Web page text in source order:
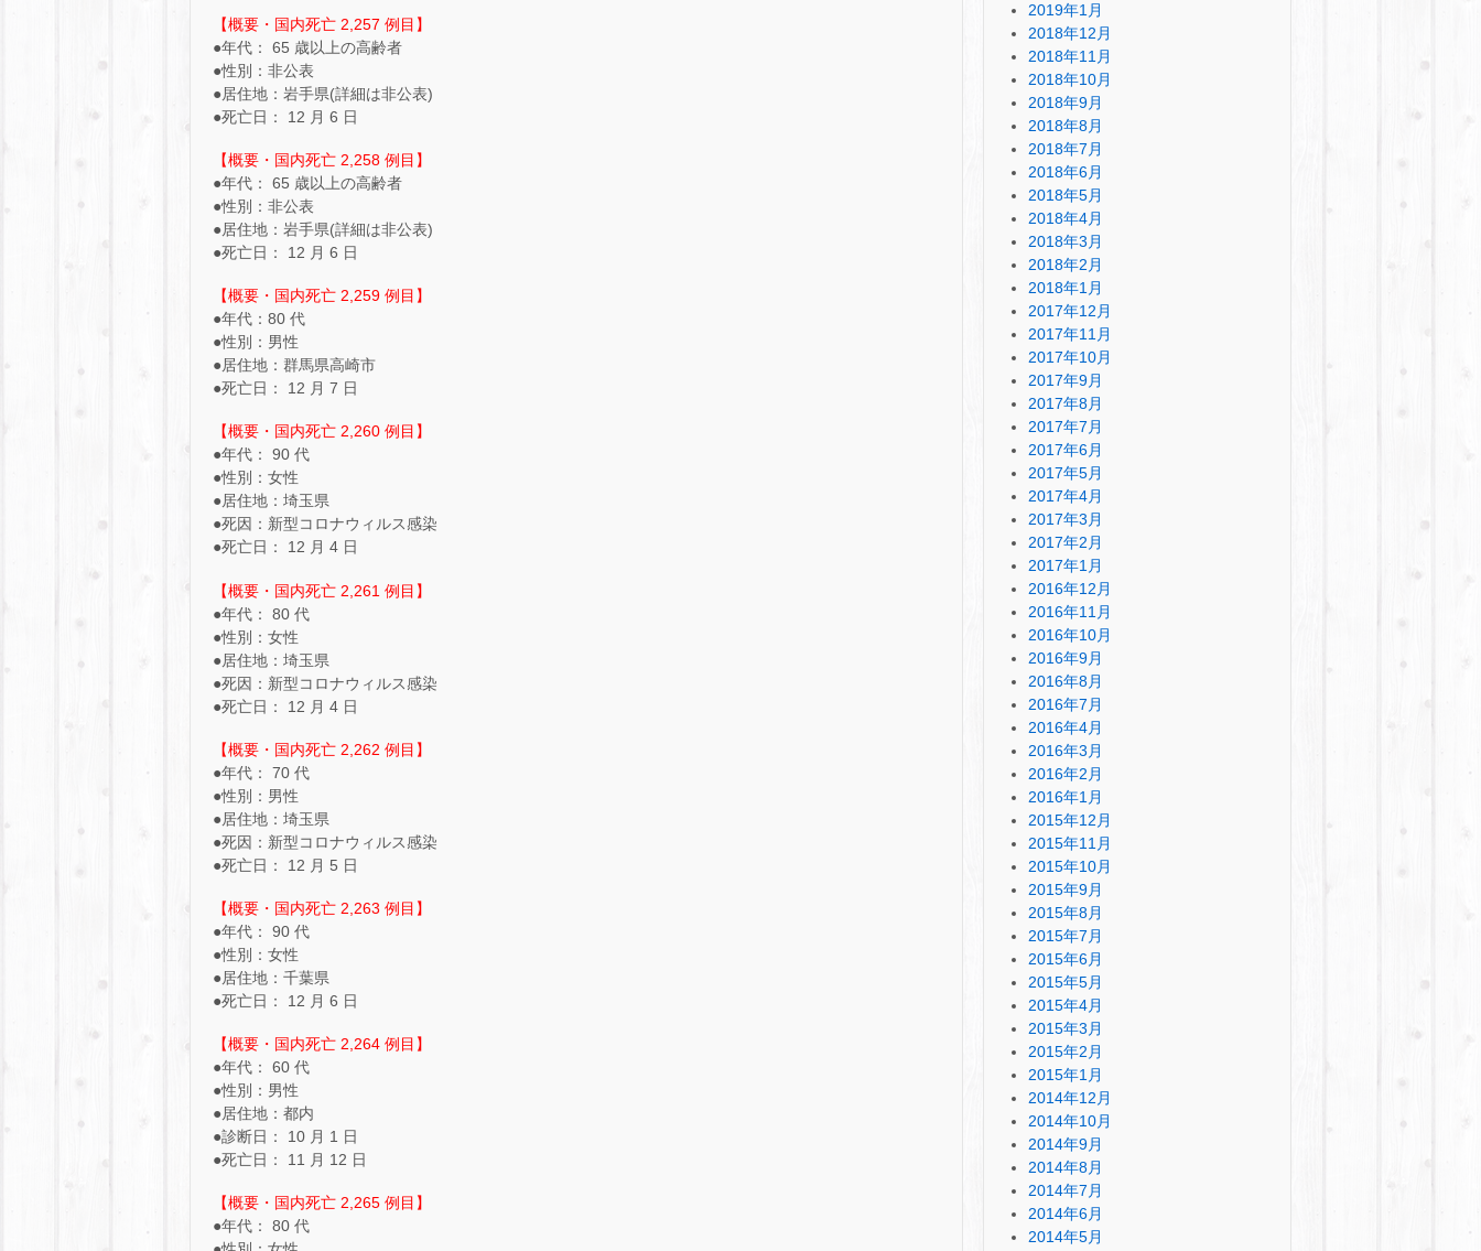
【概要・国内死亡 2,257 例目】
●年代： 65 歳以上の高齢者
●性別：非公表
●居住地：岩手県(詳細は非公表)
●死亡日： 12 月 6 日
【概要・国内死亡 2,258 例目】
●年代： 65 歳以上の高齢者
●性別：非公表
●居住地：岩手県(詳細は非公表)
●死亡日： 12 月 6 日
【概要・国内死亡 2,259 例目】
●年代：80 代
●性別：男性
●居住地：群馬県高崎市
●死亡日： 12 月 7 日
【概要・国内死亡 2,260 例目】
●年代： 90 代
●性別：女性
●居住地：埼玉県
●死因：新型コロナウィルス感染
●死亡日： 12 月 4 日
【概要・国内死亡 2,261 例目】
●年代： 80 代
●性別：女性
●居住地：埼玉県
●死因：新型コロナウィルス感染
●死亡日： 12 月 4 日
【概要・国内死亡 2,262 例目】
●年代： 70 代
●性別：男性
●居住地：埼玉県
●死因：新型コロナウィルス感染
●死亡日： 12 月 5 日
【概要・国内死亡 2,263 例目】
●年代： 90 代
●性別：女性
●居住地：千葉県
●死亡日： 12 月 6 日
【概要・国内死亡 2,264 例目】
●年代： 60 代
●性別：男性
●居住地：都内
●診断日： 10 月 1 日
●死亡日： 11 月 12 日
【概要・国内死亡 2,265 例目】
●年代： 80 代
2019年1月
2018年12月
2018年11月
2018年10月
2018年9月
2018年8月
2018年7月
2018年6月
2018年5月
2018年4月
2018年3月
2018年2月
2018年1月
2017年12月
2017年11月
2017年10月
2017年9月
2017年8月
2017年7月
2017年6月
2017年5月
2017年4月
2017年3月
2017年2月
2017年1月
2016年12月
2016年11月
2016年10月
2016年9月
2016年8月
2016年7月
2016年4月
2016年3月
2016年2月
2016年1月
2015年12月
2015年11月
2015年10月
2015年9月
2015年8月
2015年7月
2015年6月
2015年5月
2015年4月
2015年3月
2015年2月
2015年1月
2014年12月
2014年10月
2014年9月
2014年8月
2014年7月
2014年6月
2014年5月